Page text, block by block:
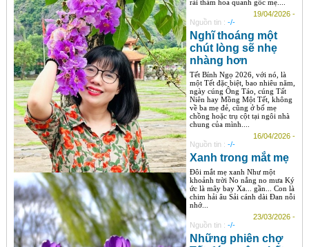
rải thảm hoa quanh gốc mẹ....
19/04/2026 -
Nguồn tin : -/-
Nghĩ thoáng một
chút lòng sẽ nhẹ
nhàng hơn
Tết Bính Ngọ 2026, với nó, là
một Tết đặc biệt, bao nhiêu năm,
ngày cúng Ông Táo, cúng Tất
Niên hay Mồng Một Tết, không
về ba mẹ đẻ, cũng ở bố mẹ
chồng hoặc trụ cột tại ngôi nhà
chung của mình....
16/04/2026 -
Nguồn tin : -/-
Xanh trong mắt mẹ
Đôi mắt mẹ xanh Như một
khoảnh trời No nắng no mưa Ký
ức là mây bay Xa... gần... Con là
chim hải âu Sải cánh dài Đan nỗi
nhớ...
23/03/2026 -
Nguồn tin : -/-
Những phiên chợ